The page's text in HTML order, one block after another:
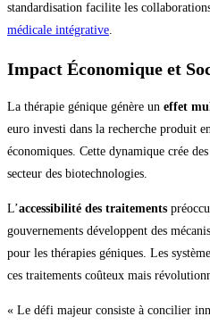
standardisation facilite les
médicale intégrative.
Impact Économique et
La thérapie génique génère un effet
euro investi dans la recherche produit
économiques. Cette dynamique crée
secteur des biotechnologies.
L’accessibilité des traitements
gouvernements développent des
pour les thérapies géniques. Les
ces traitements coûteux mais
« Le défi majeur consiste à concilier